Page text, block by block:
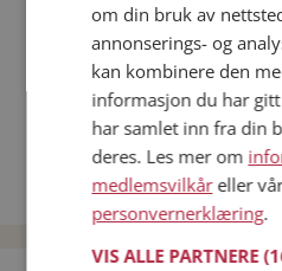
Fler single
Flere singlekvinner fra Larvik:
Menn fra Larvik
Date kvinner i Norge
Date menn i Norge
om din bruk av
annonserings- og
kan kombinere den
informasjon du har
har samlet inn fra din
deres. Les mer om
medlemsvilkåreller
personvernerklæring.
VIS ALLE PARTNERE